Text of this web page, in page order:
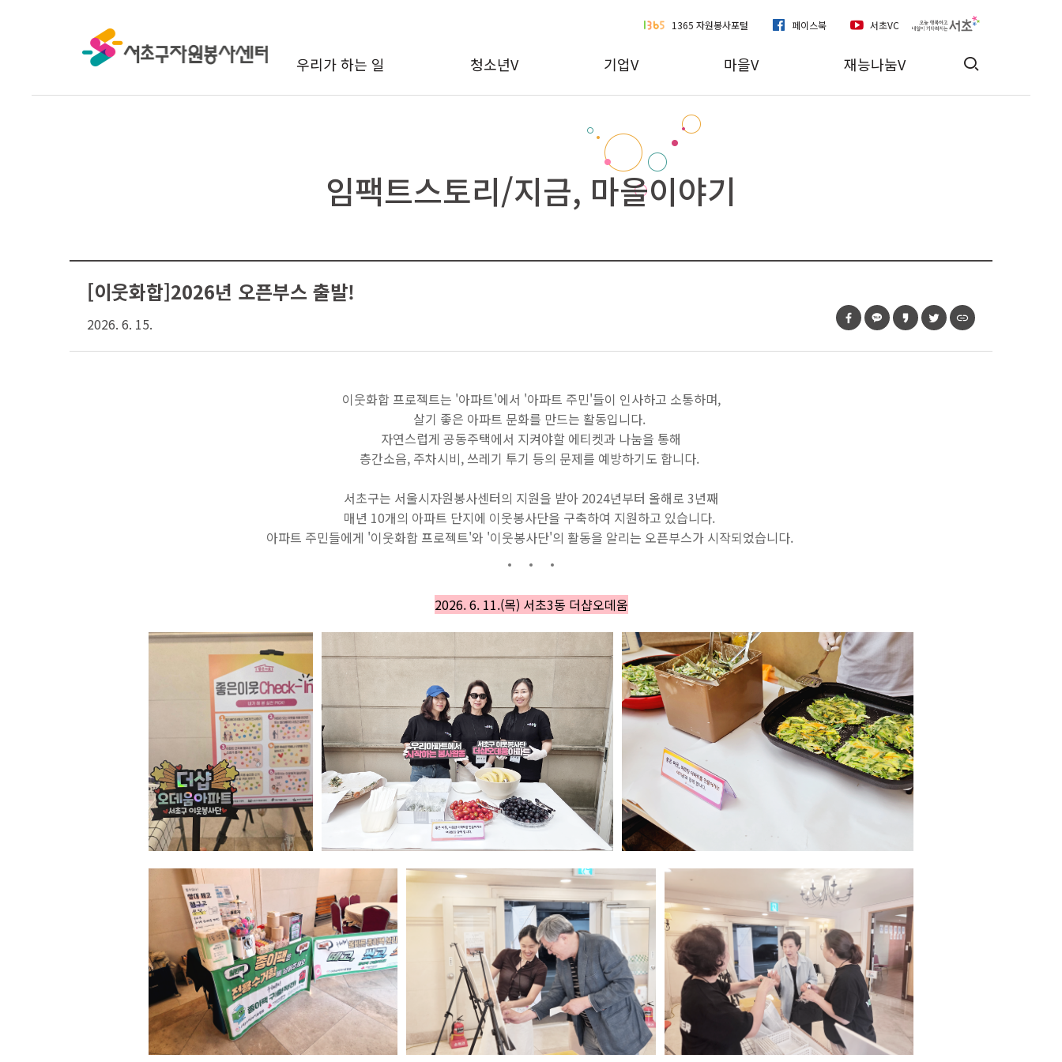
1365 자원봉사포털 페이스북 서초VC
우리가 하는 일 청소년V 기업V 마을V 재능나눔V
임팩트스토리/지금, 마을이야기
[이웃화합]2026년 오픈부스 출발!
2026. 6. 15.
이웃화합 프로젝트는 '아파트'에서 '아파트 주민'들이 인사하고 소통하며,
살기 좋은 아파트 문화를 만드는 활동입니다.
자연스럽게 공동주택에서 지켜야할 에티켓과 나눔을 통해
층간소음, 주차시비, 쓰레기 투기 등의 문제를 예방하기도 합니다.
서초구는 서울시자원봉사센터의 지원을 받아 2024년부터 올해로 3년째
매년 10개의 아파트 단지에 이웃봉사단을 구축하여 지원하고 있습니다.
아파트 주민들에게 '이웃화합 프로젝트'와 '이웃봉사단'의 활동을 알리는 오픈부스가 시작되었습니다.
2026. 6. 11.(목) 서초3동 더샵오데움